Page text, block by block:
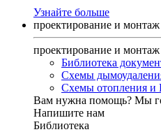
Узнайте больше
проектирование и монтаж
проектирование и монтаж
Библиотека
Схемы
Схемы отопления и
Вам нужна помощь? Мы
Напишите нам
Библиотека